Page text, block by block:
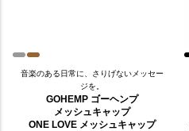
音楽のある日常に、さりげないメッセー
ジを。
GOHEMP ゴーヘンプ
メッシュキャップ
ONE LOVE メッシュキャップ